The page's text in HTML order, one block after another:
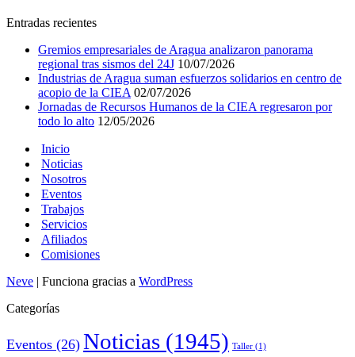
Entradas recientes
Gremios empresariales de Aragua analizaron panorama
regional tras sismos del 24J 10/07/2026
Industrias de Aragua suman esfuerzos solidarios en centro de
acopio de la CIEA 02/07/2026
Jornadas de Recursos Humanos de la CIEA regresaron por
todo lo alto 12/05/2026
Inicio
Noticias
Nosotros
Eventos
Trabajos
Servicios
Afiliados
Comisiones
Neve | Funciona gracias a WordPress
Categorías
Eventos (26) Noticias (1945) Taller (1)